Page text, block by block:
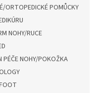
ORTOPEDICKÉ POMŮCKY
NOHY/RUCE
PÉČE NOHY/POKOŽKA